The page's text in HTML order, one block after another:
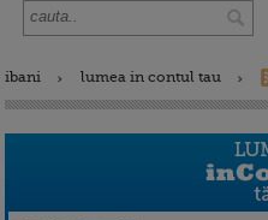
ibani lumea in contul tau